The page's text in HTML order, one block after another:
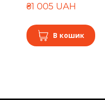
₴1 005 UAH
В кошик